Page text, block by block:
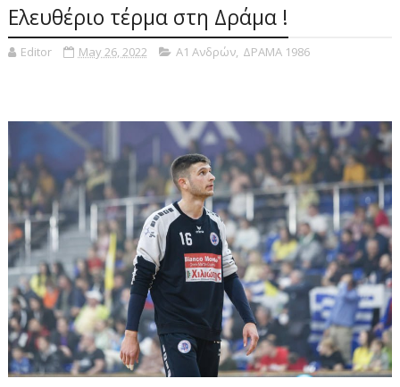
Ελευθέριο τέρμα στη Δράμα !
Editor May 26, 2022 Α1 Ανδρών, ΔΡΑΜΑ 1986